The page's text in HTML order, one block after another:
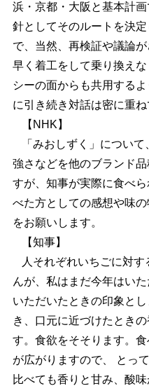
浜・京都・大阪と基本計
針としてそのルートを決
で、当然、再検証や議論
早く着工をして乗り換え
シーの面からも共用する
に引き続き対話は密に重ね
【NHK】
「みおしずく」につい
強さなどを他のブランド
すが、知事が実際に食べ
べた方としての感想や味
をお願いします。
【知事】
人それぞれいちごに対
んが、私はまだ今年はい
いただいたときの印象と
き、口元に近づけたとき
す。食欲をそそります。
が広がりますので、 とっ
比べても香りと甘み、酸